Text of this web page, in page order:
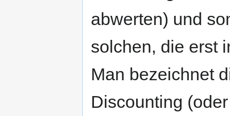
abwerten) und
solchen, die erst
Man bezeichnet
Discounting